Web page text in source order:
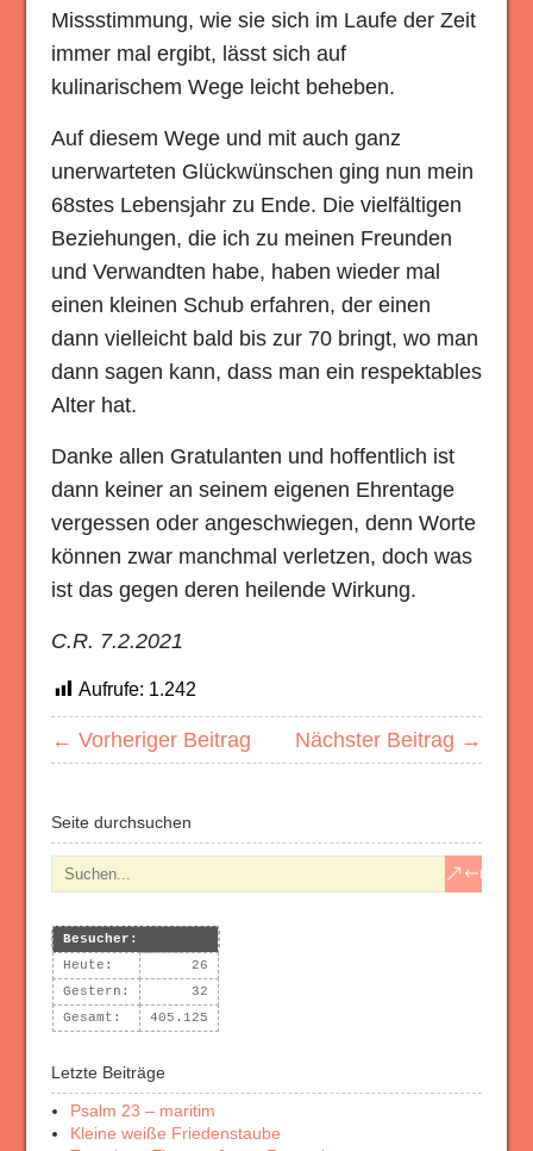
Missstimmung, wie sie sich im Laufe der Zeit
immer mal ergibt, lässt sich auf
kulinarischem Wege leicht beheben.
Auf diesem Wege und mit auch ganz
unerwarteten Glückwünschen ging nun mein
68stes Lebensjahr zu Ende. Die vielfältigen
Beziehungen, die ich zu meinen Freunden
und Verwandten habe, haben wieder mal
einen kleinen Schub erfahren, der einen
dann vielleicht bald bis zur 70 bringt, wo man
dann sagen kann, dass man ein respektables
Alter hat.
Danke allen Gratulanten und hoffentlich ist
dann keiner an seinem eigenen Ehrentage
vergessen oder angeschwiegen, denn Worte
können zwar manchmal verletzen, doch was
ist das gegen deren heilende Wirkung.
C.R. 7.2.2021
Aufrufe: 1.242
← Vorheriger Beitrag Nächster Beitrag →
Seite durchsuchen
Besucher:
Heute:
26
Gestern:
32
Gesamt:
405.125
Letzte Beiträge
Psalm 23 – maritim
Kleine weiße Friedenstaube